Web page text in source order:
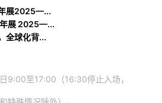
展2025—...
年展 2025—...
全球化背...
至17:00（16:30停止入场，